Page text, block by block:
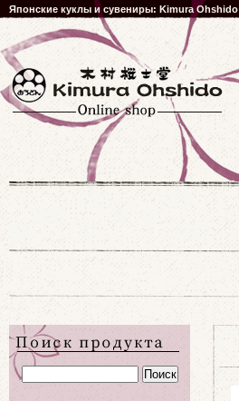
Японские куклы и сувениры: Kimura Ohshido